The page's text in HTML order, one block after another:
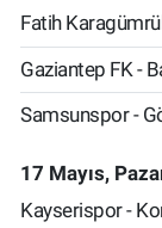
Fatih
Gaziantep FK -
Samsunspor -
17 Mayıs,
Kayserispor -